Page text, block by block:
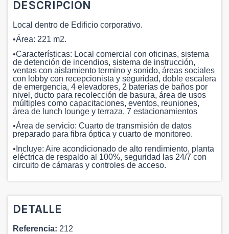
DESCRIPCIÓN
Local dentro de Edificio corporativo.
•Área: 221 m2.
•Características: Local comercial con oficinas, sistema
de detención de incendios, sistema de instrucción,
ventas con aislamiento termino y sonido, áreas sociales
con lobby con recepcionista y seguridad, doble escalera
de emergencia, 4 elevadores, 2 baterías de baños por
nivel, ducto para recolección de basura, área de usos
múltiples como capacitaciones, eventos, reuniones,
área de lunch lounge y terraza, 7 estacionamientos
•Área de servicio: Cuarto de transmisión de datos
preparado para fibra óptica y cuarto de monitoreo.
•Incluye: Aire acondicionado de alto rendimiento, planta
eléctrica de respaldo al 100%, seguridad las 24/7 con
circuito de cámaras y controles de acceso.
DETALLE
Referencia: 212